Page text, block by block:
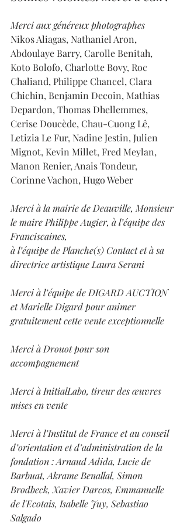
Merci aux généreux photographes
Nikos Aliagas, Nathaniel Aron,
Abdoulaye Barry, Carolle Benitah,
Koto Bolofo, Charlotte Bovy, Roc
Chaliand, Philippe Chancel, Clara
Chichin, Benjamin Decoin, Mathias
Depardon, Thomas Dhellemmes,
Cerise Doucède, Chau-Cuong Lê,
Letizia Le Fur, Nadine Jestin, Julien
Mignot, Kevin Millet, Fred Meylan,
Manon Renier, Anais Tondeur,
Corinne Vachon, Hugo Weber
Merci à la mairie de Deauville, Monsieur
le maire Philippe Augier, à l’équipe des
Franciscaines,
à l’équipe de Planche(s) Contact et à sa
directrice artistique Laura Serani
Merci à l’équipe de DIGARD AUCTION
et Marielle Digard pour animer
gratuitement cette vente exceptionnelle
Merci à Drouot pour son
accompagnement
Merci à InitialLabo, tireur des œuvres
mises en vente
Merci à l’Institut de France et au conseil
d’orientation et d’administration de la
fondation : Arnaud Adida, Lucie de
Barbuat, Akrame Benallal, Simon
Brodbeck, Xavier Darcos, Emmanuelle
de l'Ecotais, Isabelle Juy, Sebastiao
Salgado